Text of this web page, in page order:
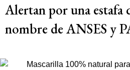
Alertan por una estafa
nombre de ANSES y